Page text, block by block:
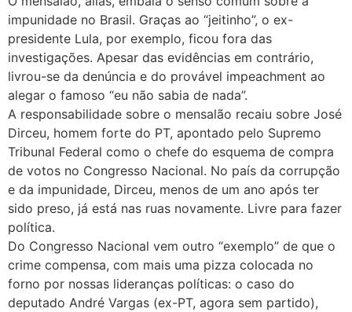
impunidade no Brasil. Graças ao “jeitinho”, o ex-
presidente Lula, por exemplo, ficou fora das
investigações. Apesar das evidências em contrário,
livrou-se da denúncia e do provável impeachment ao
alegar o famoso “eu não sabia de nada”.
A responsabilidade sobre o mensalão recaiu sobre José
Dirceu, homem forte do PT, apontado pelo Supremo
Tribunal Federal como o chefe do esquema de compra
de votos no Congresso Nacional. No país da corrupção
e da impunidade, Dirceu, menos de um ano após ter
sido preso, já está nas ruas novamente. Livre para fazer
política.
Do Congresso Nacional vem outro “exemplo” de que o
crime compensa, com mais uma pizza colocada no
forno por nossas lideranças políticas: o caso do
deputado André Vargas (ex-PT, agora sem partido),